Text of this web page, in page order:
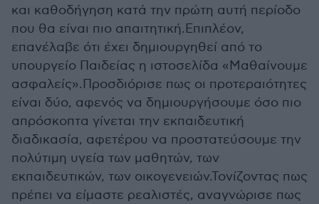
και καθοδήγηση κατά την πρώτη αυτή περίοδο
που θα είναι πιο απαιτητική.Επιπλέον,
επανέλαβε ότι έχει δημιουργηθεί από το
υπουργείο Παιδείας η ιστοσελίδα «Μαθαίνουμε
ασφαλείς».Προσδιόρισε πως οι προτεραιότητες
είναι δύο, αφενός να δημιουργήσουμε όσο πιο
απρόσκοπτα γίνεται την εκπαιδευτική
διαδικασία, αφετέρου να προστατεύσουμε την
πολύτιμη υγεία των μαθητών, των
εκπαιδευτικών, των οικογενειών.Τονίζοντας πως
πρέπει να είμαστε ρεαλιστές, αναγνώρισε πως